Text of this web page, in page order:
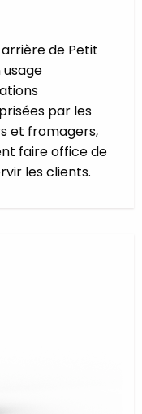
de Petit
par les
et fromagers,
faire office de
les clients.